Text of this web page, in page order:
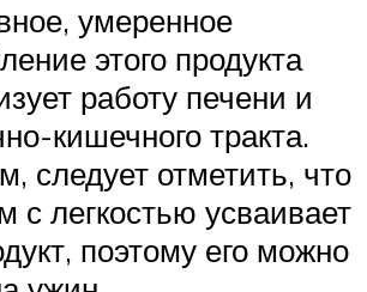
умеренное
этого продукта
работу печени и
кишечного тракта.
следует отметить, что
с легкостью усваивает
поэтому его можно